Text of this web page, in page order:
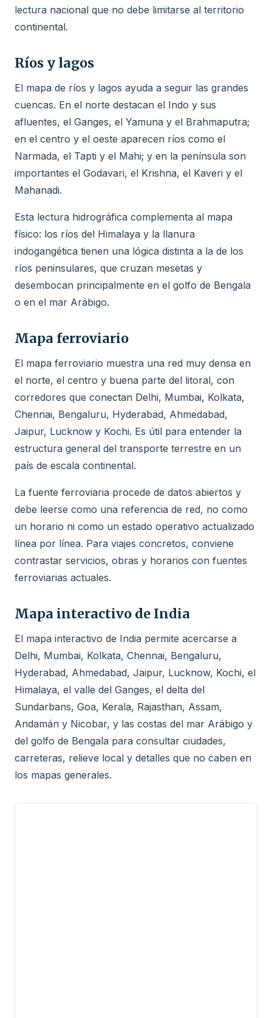
lectura nacional que no debe limitarse al territorio
continental.
Ríos y lagos
El mapa de ríos y lagos ayuda a seguir las grandes
cuencas. En el norte destacan el Indo y sus
afluentes, el Ganges, el Yamuna y el Brahmaputra;
en el centro y el oeste aparecen ríos como el
Narmada, el Tapti y el Mahi; y en la península son
importantes el Godavari, el Krishna, el Kaveri y el
Mahanadi.
Esta lectura hidrográfica complementa al mapa
físico: los ríos del Himalaya y la llanura
indogangética tienen una lógica distinta a la de los
ríos peninsulares, que cruzan mesetas y
desembocan principalmente en el golfo de Bengala
o en el mar Arábigo.
Mapa ferroviario
El mapa ferroviario muestra una red muy densa en
el norte, el centro y buena parte del litoral, con
corredores que conectan Delhi, Mumbai, Kolkata,
Chennai, Bengaluru, Hyderabad, Ahmedabad,
Jaipur, Lucknow y Kochi. Es útil para entender la
estructura general del transporte terrestre en un
país de escala continental.
La fuente ferroviaria procede de datos abiertos y
debe leerse como una referencia de red, no como
un horario ni como un estado operativo actualizado
línea por línea. Para viajes concretos, conviene
contrastar servicios, obras y horarios con fuentes
ferroviarias actuales.
Mapa interactivo de India
El mapa interactivo de India permite acercarse a
Delhi, Mumbai, Kolkata, Chennai, Bengaluru,
Hyderabad, Ahmedabad, Jaipur, Lucknow, Kochi, el
Himalaya, el valle del Ganges, el delta del
Sundarbans, Goa, Kerala, Rajasthan, Assam,
Andamán y Nicobar, y las costas del mar Arábigo y
del golfo de Bengala para consultar ciudades,
carreteras, relieve local y detalles que no caben en
los mapas generales.